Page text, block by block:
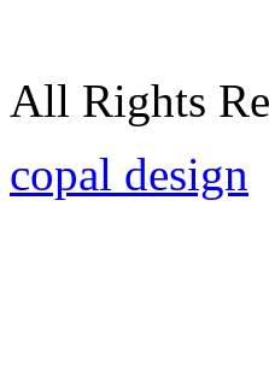
All Rights
copal design